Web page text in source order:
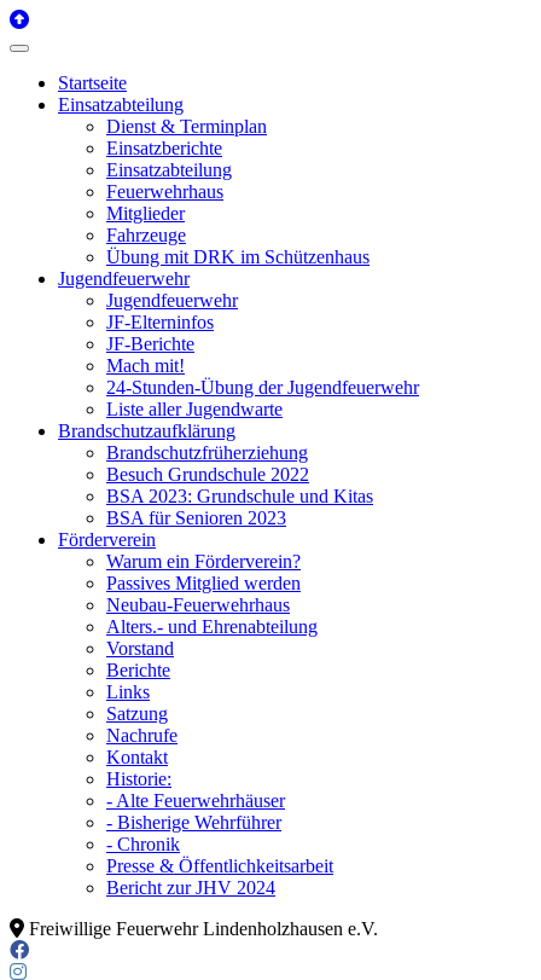
Startseite
Einsatzabteilung
Dienst & Terminplan
Einsatzberichte
Einsatzabteilung
Feuerwehrhaus
Mitglieder
Fahrzeuge
Übung mit DRK im Schützenhaus
Jugendfeuerwehr
Jugendfeuerwehr
JF-Elterninfos
JF-Berichte
Mach mit!
24-Stunden-Übung der Jugendfeuerwehr
Liste aller Jugendwarte
Brandschutzaufklärung
Brandschutzfrüherziehung
Besuch Grundschule 2022
BSA 2023: Grundschule und Kitas
BSA für Senioren 2023
Förderverein
Warum ein Förderverein?
Passives Mitglied werden
Neubau-Feuerwehrhaus
Alters.- und Ehrenabteilung
Vorstand
Berichte
Links
Satzung
Nachrufe
Kontakt
Historie:
- Alte Feuerwehrhäuser
- Bisherige Wehrführer
- Chronik
Presse & Öffentlichkeitsarbeit
Bericht zur JHV 2024
Freiwillige Feuerwehr Lindenholzhausen e.V.